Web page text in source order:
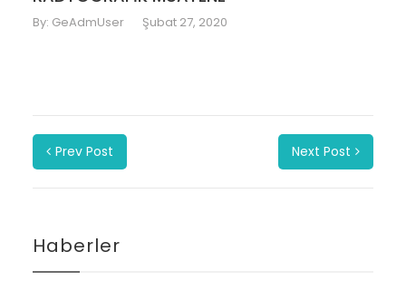
By: GeAdmUser Şubat 27, 2020
Prev Post Next Post
Haberler